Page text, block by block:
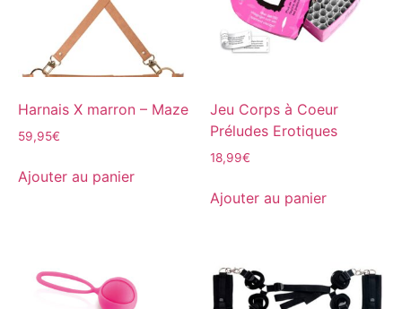
Harnais X marron – Maze
59,95€
Ajouter au panier
Jeu Corps à Coeur
Préludes Erotiques
18,99€
Ajouter au panier